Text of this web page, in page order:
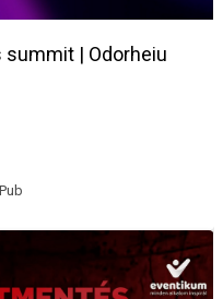
summit | Odorheiu